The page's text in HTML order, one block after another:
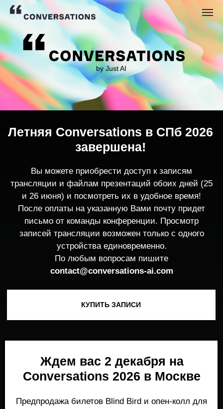
by Just AI
трансляции и файлам презентаций обоих дней (25
После оплаты на указанную Вами почту придет
записей трансляции возможен только с одного
устройства единовременно.
По любым вопросам пишите
contact@conversations-ai.co m
Летняя Conversations в СПб 2026
завершена!
Ждем вас 2 декабря на
Conversations 2026 в Москве
ПОДПИСАТЬСЯ НА НОВОСТИ